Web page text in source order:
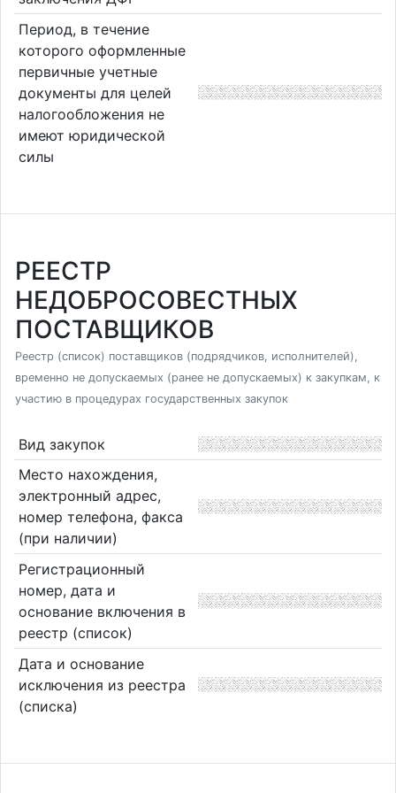
Период, в течение
которого оформленные
первичные учетные
документы для целей
налогообложения не
имеют юридической
силы
РЕЕСТР
НЕДОБРОСОВЕСТНЫХ
ПОСТАВЩИКОВ
Реестр (список) поставщиков (подрядчиков, исполнителей),
временно не допускаемых (ранее не допускаемых) к закупкам, к
участию в процедурах государственных закупок
Вид закупок
Место нахождения,
электронный адрес,
номер телефона, факса
(при наличии)
Регистрационный
номер, дата и
основание включения в
реестр (список)
Дата и основание
исключения из реестра
(списка)